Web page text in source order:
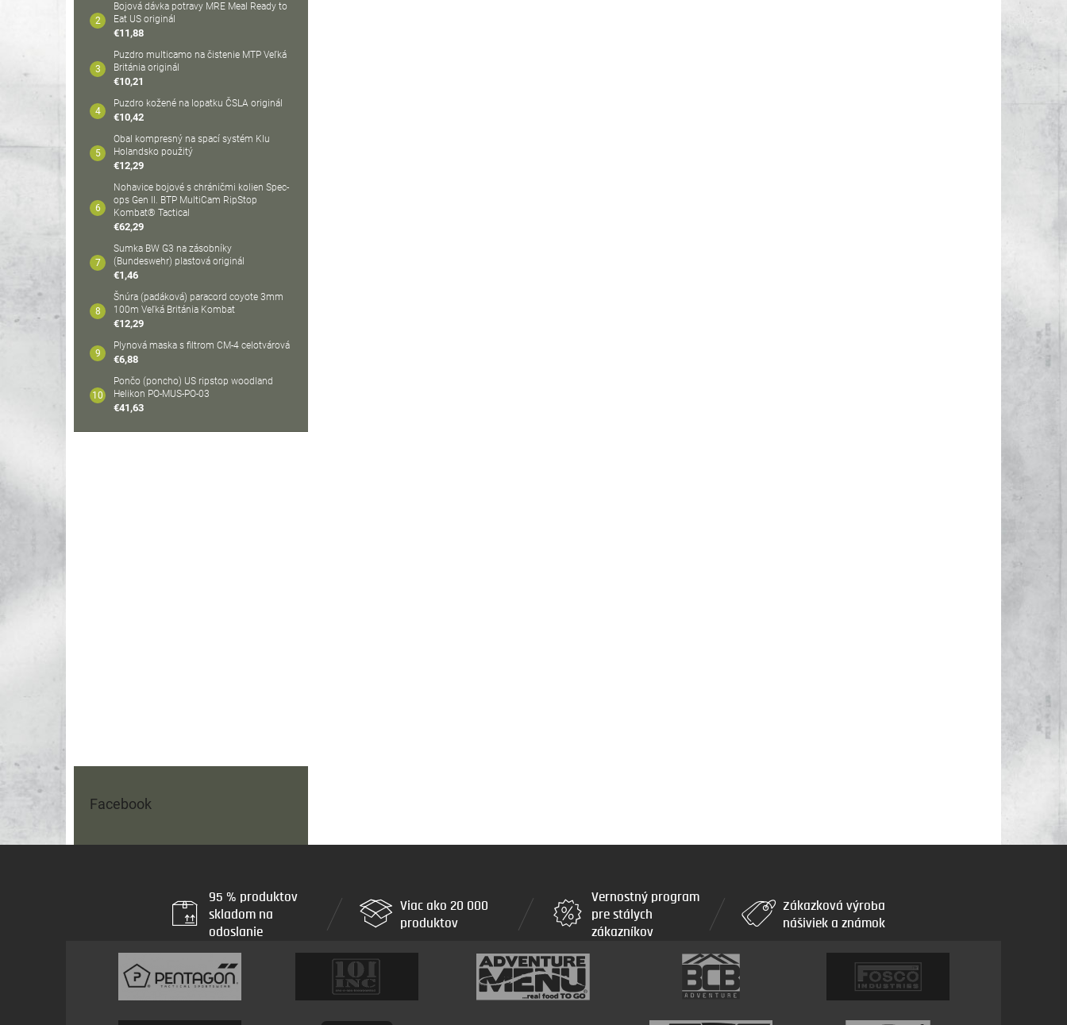
Bojová dávka potravy MRE Meal Ready to
Eat US originál
€11,88
Puzdro multicamo na čistenie MTP Veľká
Británia originál
€10,21
Puzdro kožené na lopatku ČSLA originál
€10,42
Obal kompresný na spací systém Klu
Holandsko použitý
€12,29
Nohavice bojové s chráničmi kolien Spec-
ops Gen II. BTP MultiCam RipStop
Kombat® Tactical
€62,29
Sumka BW G3 na zásobníky
(Bundeswehr) plastová originál
€1,46
Šnúra (padáková) paracord coyote 3mm
100m Veľká Británia Kombat
€12,29
Plynová maska s filtrom CM-4 celotvárová
€6,88
Pončo (poncho) US ripstop woodland
Helikon PO-MUS-PO-03
€41,63
Facebook
95 % produktov
skladom na
odoslanie
Viac ako 20 000
produktov
Vernostný program
pre stálych
zákazníkov
Zákazková výroba
nášiviek a známok